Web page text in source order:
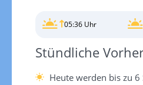
05:36 Uhr
Stündliche
Heute werden bis zu